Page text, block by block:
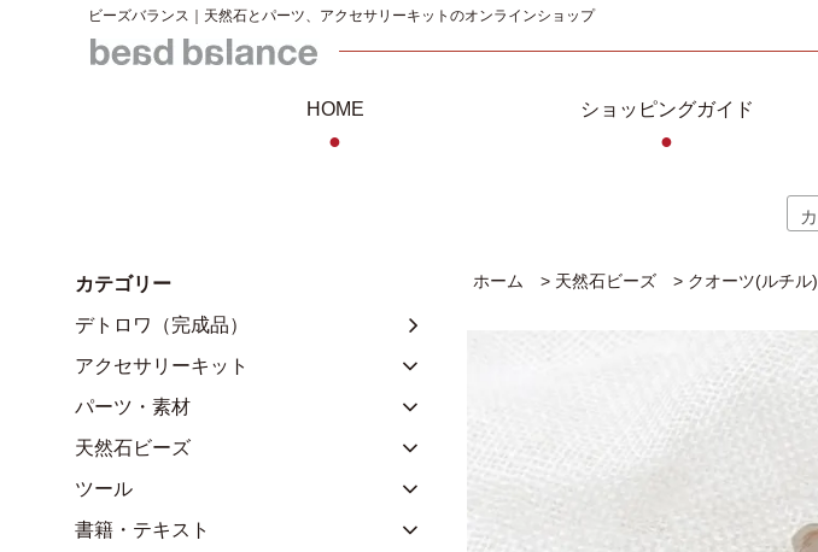
ビーズバランス｜天然石とパーツ、アクセサリーキットのオンラインショップ
HOME
●
ショッピングガイド
●
ホーム > 天然石ビーズ > クオーツ(ルチル)
カテゴリー
デトロワ（完成品）
アクセサリーキット
パーツ・素材
天然石ビーズ
ツール
書籍・テキスト